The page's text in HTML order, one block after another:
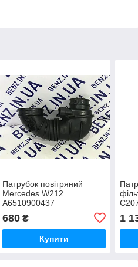
Патрубок повітряний
Mercedes W212
A6510900437
680₴
Купити
1